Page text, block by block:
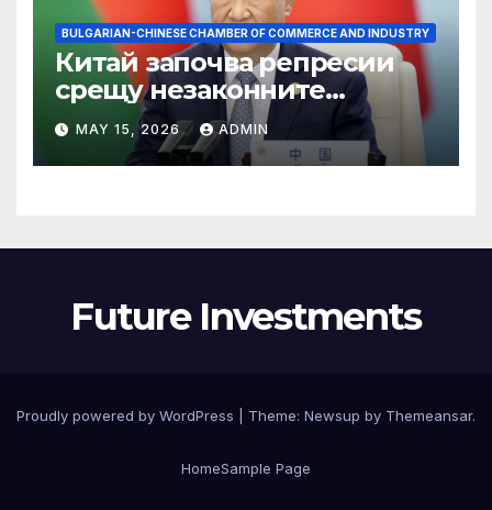
BULGARIAN-CHINESE CHAMBER OF COMMERCE AND INDUSTRY
Китай започва репресии
срещу незаконните
практики в сектора на TCM
MAY 15, 2026 ADMIN
Future Investments
Proudly powered by WordPress Theme: Newsup by Themeansar.
HomeSample Page